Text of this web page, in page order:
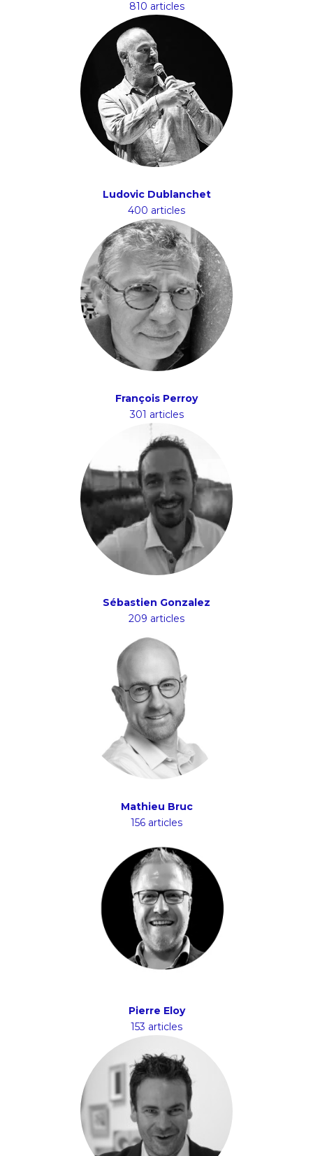
810 articles
Ludovic Dublanchet
400 articles
François Perroy
301 articles
Sébastien Gonzalez
209 articles
Mathieu Bruc
156 articles
Pierre Eloy
153 articles